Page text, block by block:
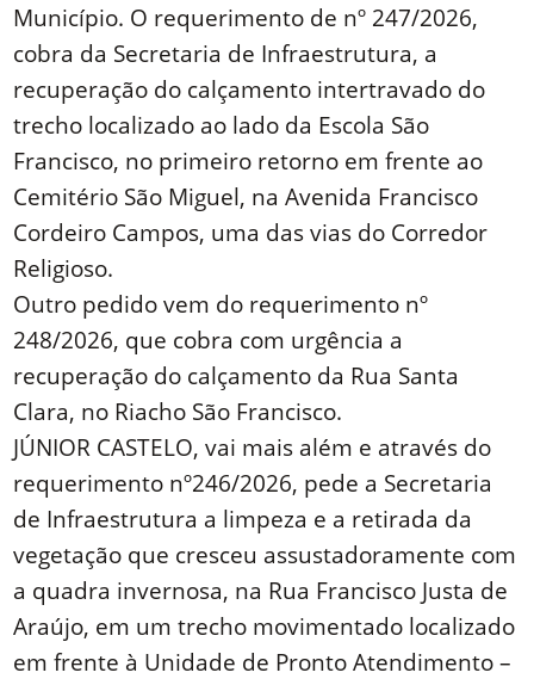
Município. O requerimento de nº 247/2026,
cobra da Secretaria de Infraestrutura, a
recuperação do calçamento intertravado do
trecho localizado ao lado da Escola São
Francisco, no primeiro retorno em frente ao
Cemitério São Miguel, na Avenida Francisco
Cordeiro Campos, uma das vias do Corredor
Religioso.
Outro pedido vem do requerimento nº
248/2026, que cobra com urgência a
recuperação do calçamento da Rua Santa
Clara, no Riacho São Francisco.
JÚNIOR CASTELO, vai mais além e através do
requerimento nº246/2026, pede a Secretaria
de Infraestrutura a limpeza e a retirada da
vegetação que cresceu assustadoramente com
a quadra invernosa, na Rua Francisco Justa de
Araújo, em um trecho movimentado localizado
em frente à Unidade de Pronto Atendimento –